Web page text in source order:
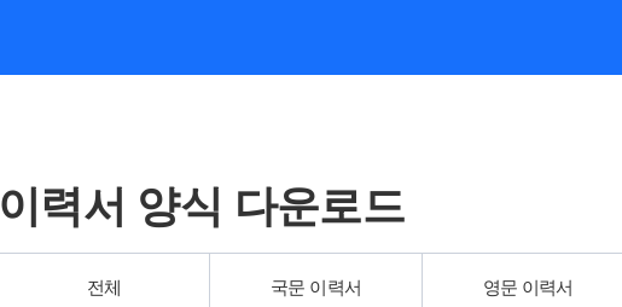
이력서 양식 다운로드
전체 국문 이력서 영문 이력서